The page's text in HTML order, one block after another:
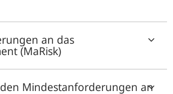
an das
(MaRisk)
Mindestanforderungen an